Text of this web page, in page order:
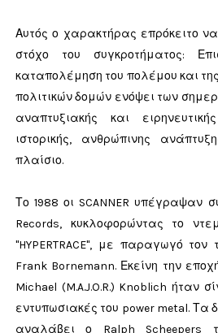
Αυτός ο χαρακτήρας επρόκειτο να
στόχο του συγκροτήματος:
καταπολέμηση του πολέμου και
πολιτικών δομών ενόψει των
αναπτυξιακής και
ιστορικής, ανθρώπινης
πλαίσιο.
Το 1988 οι SCANNER υπέγραψαν
Records, κυκλοφορώντας το
"HYPERTRACE", με παραγωγό τον
Frank Bornemann. Εκείνη την
Michael (M.A.J.O.R.) Knoblich ήταν
εντυπωσιακές του power metal. Τα
αναλάβει ο Ralph Scheepers